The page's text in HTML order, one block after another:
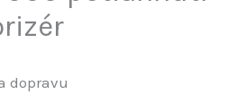
dopravu